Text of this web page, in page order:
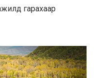
гарахаар